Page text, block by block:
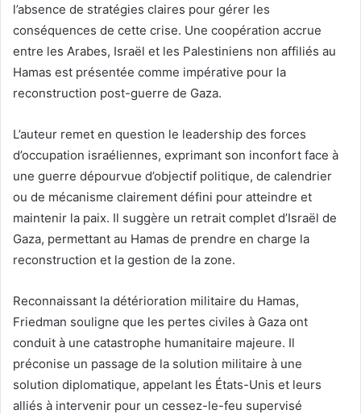
l’absence de stratégies claires pour gérer les
conséquences de cette crise. Une coopération accrue
entre les Arabes, Israël et les Palestiniens non affiliés au
Hamas est présentée comme impérative pour la
reconstruction post-guerre de Gaza.
L’auteur remet en question le leadership des forces
d’occupation israéliennes, exprimant son inconfort face à
une guerre dépourvue d’objectif politique, de calendrier
ou de mécanisme clairement défini pour atteindre et
maintenir la paix. Il suggère un retrait complet d’Israël de
Gaza, permettant au Hamas de prendre en charge la
reconstruction et la gestion de la zone.
Reconnaissant la détérioration militaire du Hamas,
Friedman souligne que les pertes civiles à Gaza ont
conduit à une catastrophe humanitaire majeure. Il
préconise un passage de la solution militaire à une
solution diplomatique, appelant les États-Unis et leurs
alliés à intervenir pour un cessez-le-feu supervisé